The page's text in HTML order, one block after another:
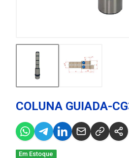
COLUNA GUIADA-
Em Estoque